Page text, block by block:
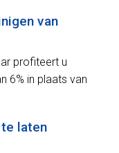
van
profiteert u
6% in plaats van
laten